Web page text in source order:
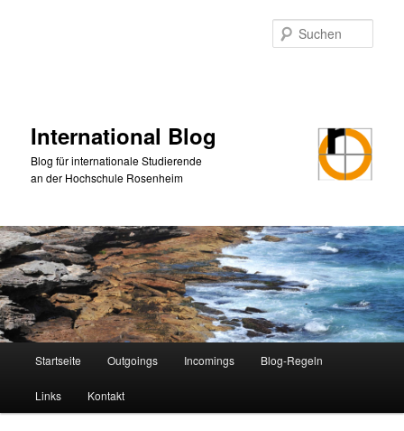
International Blog
Blog für internationale Studierende
an der Hochschule Rosenheim
Startseite Outgoings Incomings Blog-Regeln
Links Kontakt